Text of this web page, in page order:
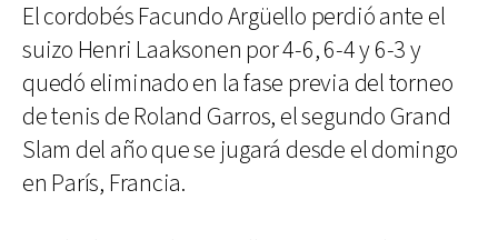
El cordobés Facundo Argüello perdió ante el
suizo Henri Laaksonen por 4-6, 6-4 y 6-3 y
quedó eliminado en la fase previa del torneo
de tenis de Roland Garros, el segundo Grand
Slam del año que se jugará desde el domingo
en París, Francia.